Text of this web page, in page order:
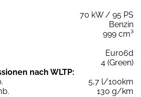
70 kW / 95 PS
Benzin
999 cm³
Euro6d
4 (Green)
nach WLTP:
5,7 l/100km
130 g/km